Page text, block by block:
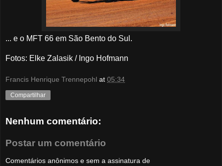
... e o MFT 66 em São Bento do Sul.
Fotos: Elke Zalasik / Ingo Hofmann
Francis Henrique Trennepohl at 05:34
Compartilhar
Nenhum comentário:
Postar um comentário
Comentários anônimos e sem a assinatura de